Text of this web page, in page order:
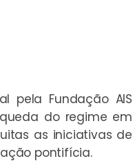
pela Fundação AIS
do regime em
as iniciativas de
pontifícia.